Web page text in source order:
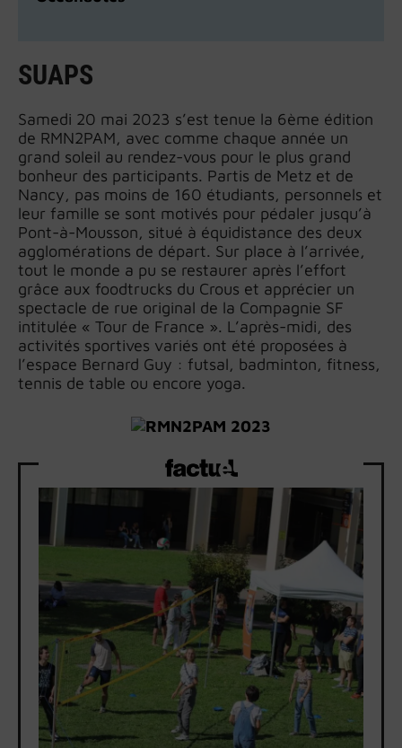
SUAPS
Samedi 20 mai 2023 s’est tenue la 6ème édition
de RMN2PAM, avec comme chaque année un
grand soleil au rendez-vous pour le plus grand
bonheur des participants. Partis de Metz et de
Nancy, pas moins de 160 étudiants, personnels et
leur famille se sont motivés pour pédaler jusqu’à
Pont-à-Mousson, situé à équidistance des deux
agglomérations de départ. Sur place à l’arrivée,
tout le monde a pu se restaurer après l’effort
grâce aux foodtrucks du Crous et apprécier un
spectacle de rue original de la Compagnie SF
intitulée « Tour de France ». L’après-midi, des
activités sportives variés ont été proposées à
l’espace Bernard Guy : futsal, badminton, fitness,
tennis de table ou encore yoga.